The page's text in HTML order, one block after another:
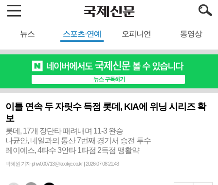
뉴스 스포츠·연예 오피니언 동영상
이틀 연속 두 자릿수 득점 롯데, KIA에 위닝 시리즈 확
보
롯데, 17개 장단타 때려내며 11-3 완승
나균안, 네일과의 통산 7번째 경기서 승전 투수
레이예스, 4타수 3안타 1타점 2득점 맹활약
박혜원 기자 phw000713@kookje.co.kr | 2026.07.08 21:43